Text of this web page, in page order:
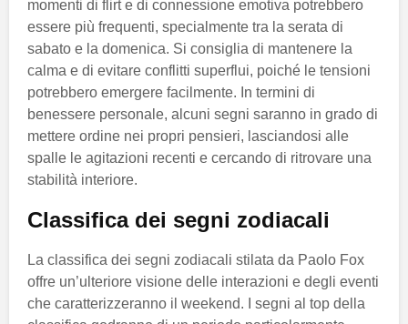
momenti di flirt e di connessione emotiva potrebbero
essere più frequenti, specialmente tra la serata di
sabato e la domenica. Si consiglia di mantenere la
calma e di evitare conflitti superflui, poiché le tensioni
potrebbero emergere facilmente. In termini di
benessere personale, alcuni segni saranno in grado di
mettere ordine nei propri pensieri, lasciandosi alle
spalle le agitazioni recenti e cercando di ritrovare una
stabilità interiore.
Classifica dei segni zodiacali
La classifica dei segni zodiacali stilata da Paolo Fox
offre un’ulteriore visione delle interazioni e degli eventi
che caratterizzeranno il weekend. I segni al top della